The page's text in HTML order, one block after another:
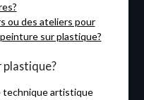
ou des ateliers pour
sur plastique?
plastique?
technique artistique